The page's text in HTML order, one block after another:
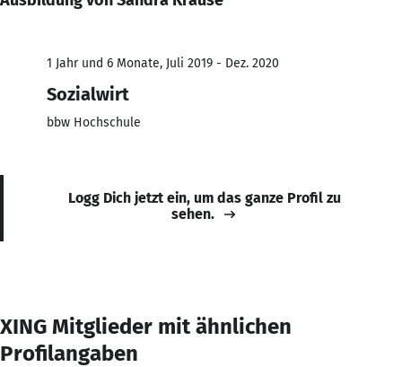
1 Jahr und 6 Monate, Juli 2019 - Dez. 2020
Sozialwirt
bbw Hochschule
Logg Dich jetzt ein, um das ganze Profil zu
sehen.
XING Mitglieder mit ähnlichen
Profilangaben